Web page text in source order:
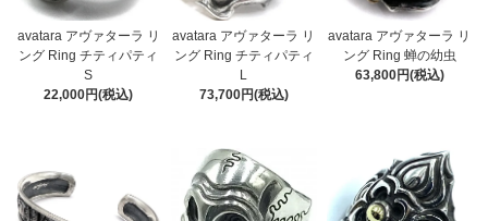
avatara アヴァターラ リ
ング Ring チティパティ
S
22,000円(税込)
avatara アヴァターラ リ
ング Ring チティパティ
L
73,700円(税込)
avatara アヴァターラ リ
ング Ring 蝉の幼虫
63,800円(税込)